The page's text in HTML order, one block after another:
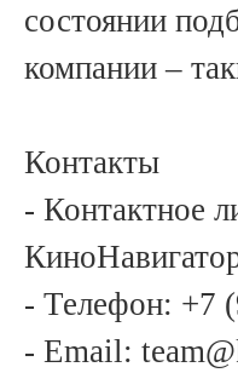
состоянии
компании –
Контакты
- Контактное
- Телефон: +7
- Email: